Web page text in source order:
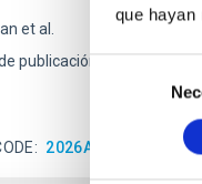
que hayan
Selección
consentimiento
et al.
publicación:
2026APJ..1003...83Y